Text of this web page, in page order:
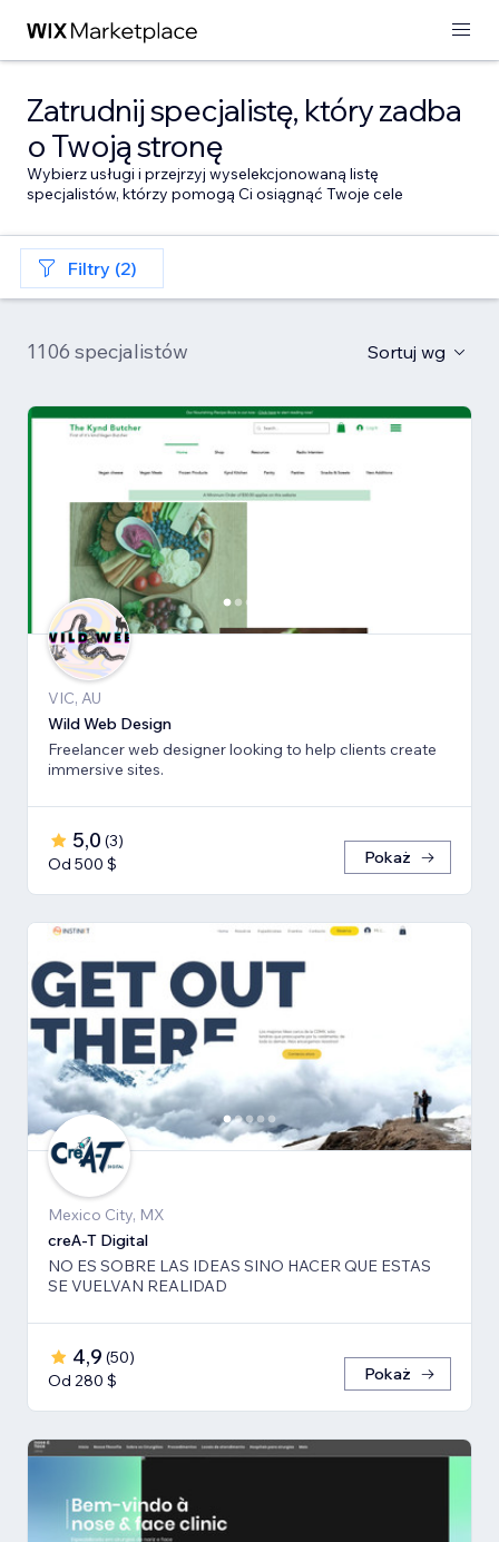
Zatrudnij specjalistę, który zadba
o Twoją stronę
Wybierz usługi i przejrzyj wyselekcjonowaną listę
specjalistów, którzy pomogą Ci osiągnąć Twoje cele
Filtry (2)
1106 specjalistów Sortuj wg
VIC, AU
Wild Web Design
Freelancer web designer looking to help clients create
immersive sites.
5,0 (3)
Od 500 $
Pokaż
Mexico City, MX
creA-T Digital
NO ES SOBRE LAS IDEAS SINO HACER QUE ESTAS
SE VUELVAN REALIDAD
4,9 (50)
Od 280 $
Pokaż